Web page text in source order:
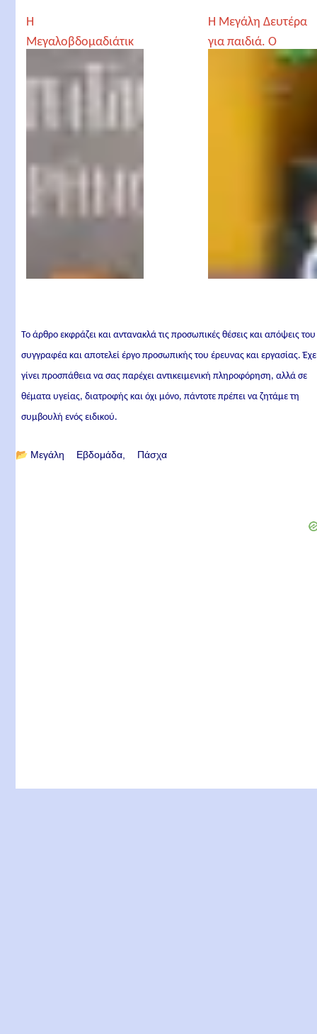
Η
Μεγαλοβδομαδιάτικ
η Υμνογραφία
Η Μεγάλη Δευτέρα
για παιδιά. Ο
πάγκαλος Ιωσήφ και
Το άρθρο εκφράζει και αντανακλά τις προσωπικές θέσεις και απόψεις του
συγγραφέα και αποτελεί έργο προσωπικής του έρευνας και εργασίας.
γίνει προσπάθεια να σας παρέχει αντικειμενική πληροφόρηση, αλλά σε
θέματα υγείας, διατροφής και όχι μόνο, πάντοτε πρέπει να ζητάμε τη
συμβουλή ενός ειδικού.
📂 Μεγάλη Εβδομάδα Πάσχα